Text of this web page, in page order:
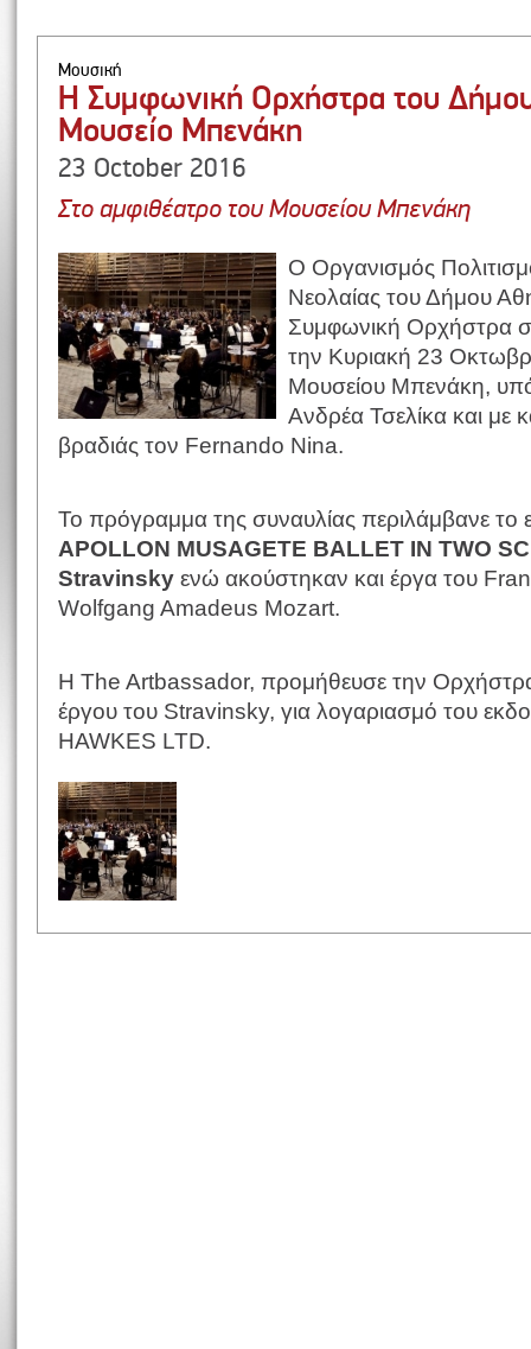
Μουσική
Η Συμφωνική Ορχήστρα του
Μουσείο Μπενάκη
23 October 2016
Στο αμφιθέατρο του Μουσείου Μπενάκη
Ο Οργανισμός
Νεολαίας του Δήμου
Συμφωνική Ορχήστρα
την Κυριακή 23
Μουσείου Μπενάκη,
Ανδρέα Τσελίκα και με
βραδιάς τον Fernando Nina.
Το πρόγραμμα της συναυλίας περιλάμβανε το
APOLLON MUSAGETE BALLET IN TWO
Stravinsky ενώ ακούστηκαν και έργα του
Wolfgang Amadeus Mozart.
H The Artbassador, προμήθευσε την
έργου του Stravinsky, για λογαριασμό του
HAWKES LTD.